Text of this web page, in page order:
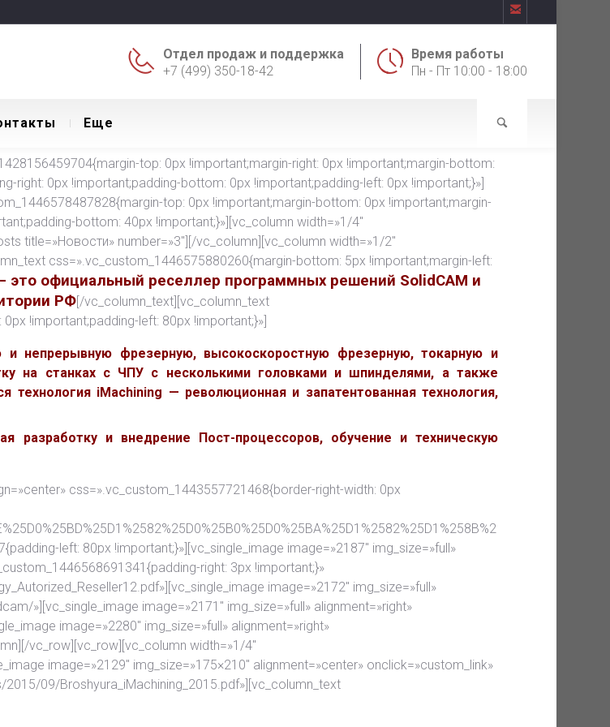

Время работы
Пн - Пт 10:00 - 18:00
Отдел продаж и поддержка
+7 (499) 350-18-42
Еще
top: 0px !important;margin-right: 0px !important;margin-bottom:
right: 0px !important;padding-bottom: 0px !important;padding-left: 0px !important;}»]
top: 0px !important;margin-bottom: 0px !important;margin-
bottom: 40px !important;}»][vc_column width=»1/4″
title=»Новости» number=»3″][/vc_column][vc_column width=»1/2″
css=».vc_custom_1446575880260{margin-bottom: 5px !important;margin-left:
официальный реселлер программных решений SolidCAM и
РФ[/vc_column_text][vc_column_text
!important;padding-left: 80px !important;}»]
непрерывную фрезерную, высокоскоростную фрезерную, токарную и
на станках с ЧПУ с несколькими головками и шпинделями, а также
технология iMachining — революционная и запатентованная технология,
разработку и внедрение Пост-процессоров, обучение и техническую
css=».vc_custom_1443557721468{border-right-width: 0px
left: 80px !important;}»][vc_single_image image=»2187″ img_size=»full»
right: 3px !important;}»
image=»2172″ img_size=»full»
»][vc_single_image image=»2171″ img_size=»full» alignment=»right»
image=»2280″ img_size=»full» alignment=»right»
vc_row][vc_row][vc_column width=»1/4″
image=»2129″ img_size=»175×210″ alignment=»center» onclick=»custom_link»
09/Broshyura_iMachining_2015.pdf»][vc_column_text